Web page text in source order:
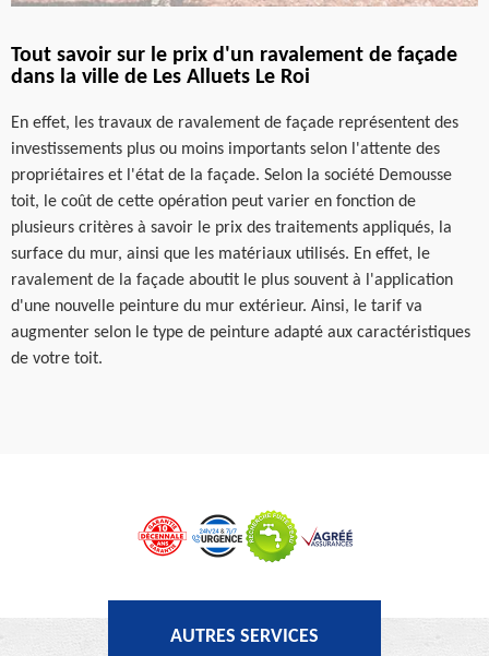
Tout savoir sur le prix d'un ravalement de façade
dans la ville de Les Alluets Le Roi
En effet, les travaux de ravalement de façade représentent des
investissements plus ou moins importants selon l'attente des
propriétaires et l'état de la façade. Selon la société Demousse
toit, le coût de cette opération peut varier en fonction de
plusieurs critères à savoir le prix des traitements appliqués, la
surface du mur, ainsi que les matériaux utilisés. En effet, le
ravalement de la façade aboutit le plus souvent à l'application
d'une nouvelle peinture du mur extérieur. Ainsi, le tarif va
augmenter selon le type de peinture adapté aux caractéristiques
de votre toit.
AUTRES SERVICES